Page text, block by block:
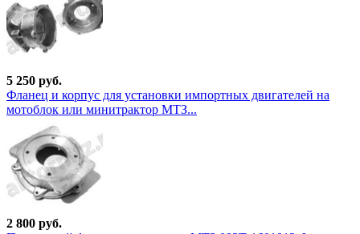
5 250 руб.
Фланец и корпус для установки импортных двигателей на
мотоблок или минитрактор МТЗ...
2 800 руб.